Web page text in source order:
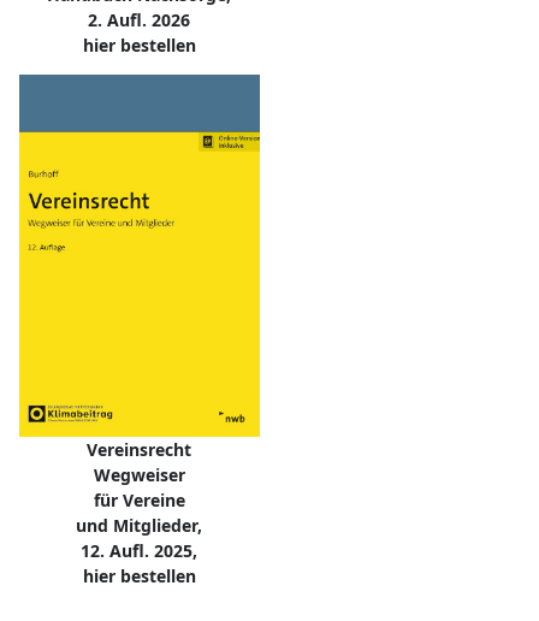
2. Aufl. 2026
hier bestellen
Vereinsrecht
Wegweiser
für Vereine
und Mitglieder,
12. Aufl. 2025,
hier bestellen